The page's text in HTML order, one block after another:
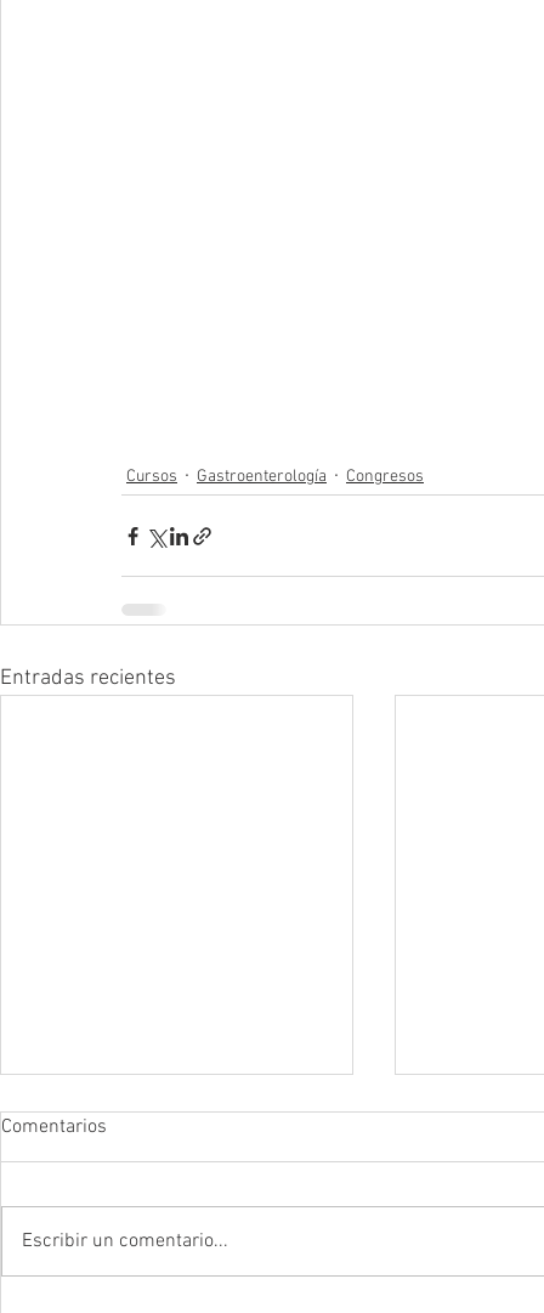
Cursos Gastroenterología Congresos
Entradas recientes
Comentarios
Escribir un comentario...